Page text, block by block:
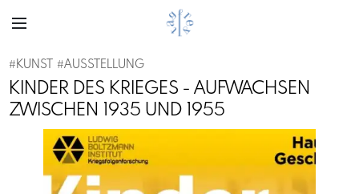
#KUNST #AUSSTELLUNG
KINDER DES KRIEGES - AUFWACHSEN
ZWISCHEN 1935 UND 1955